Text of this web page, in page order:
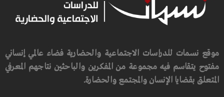
موقع نسمات للدراسات الاجتماعية والحضارية فضاء عالمي إنساني
مفتوح يتقاسم فيه مجموعة من المفكرين والباحثين نتاجهم المعرفي
المتعلق بقضايا الإنسان والمجتمع والحضارة.